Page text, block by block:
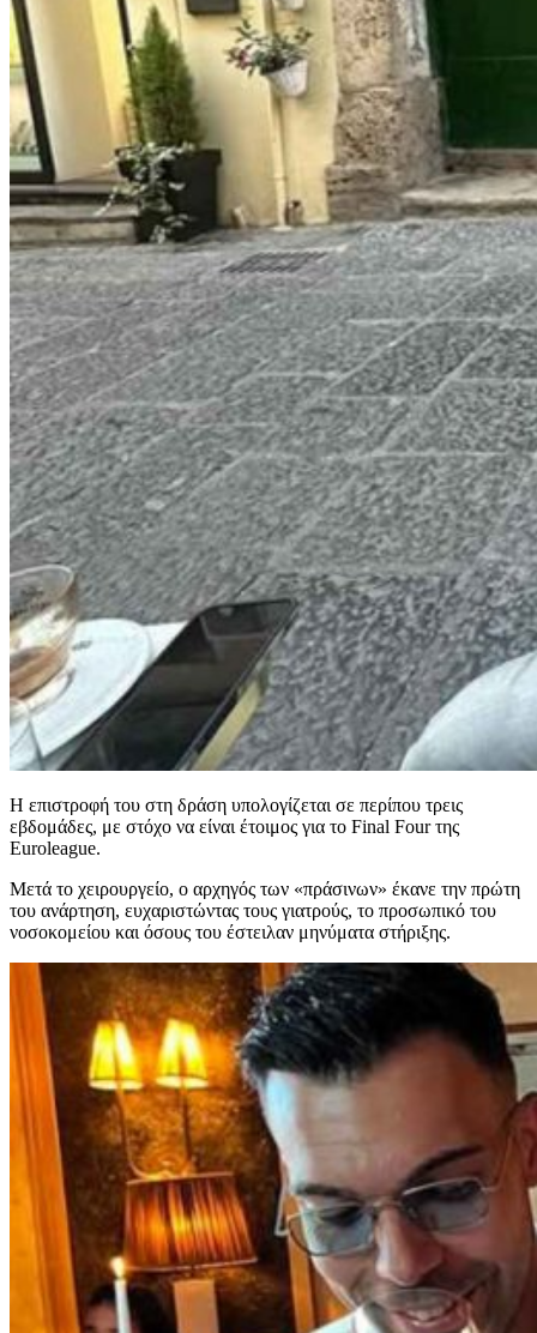
Η επιστροφή του στη δράση υπολογίζεται σε περίπου τρεις
εβδομάδες, με στόχο να είναι έτοιμος για το Final Four της
Euroleague.
Μετά το χειρουργείο, ο αρχηγός των «πράσινων» έκανε την πρώτη
του ανάρτηση, ευχαριστώντας τους γιατρούς, το προσωπικό του
νοσοκομείου και όσους του έστειλαν μηνύματα στήριξης.